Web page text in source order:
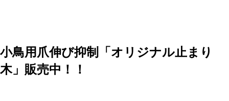
小鳥用爪伸び抑制「オリジナル止まり
木」販売中！！